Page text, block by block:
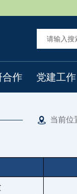
合作 党建工作
当前位